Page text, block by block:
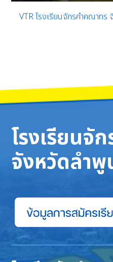
VTR โรงเรียนจักรคำคณาทร
โรงเรียนจั
จังหวัดลำพู